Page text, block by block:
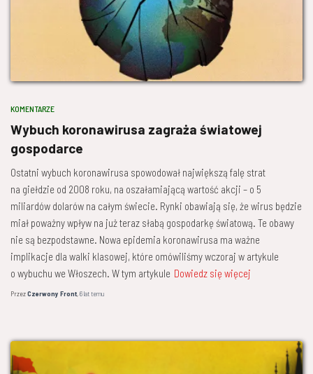
KOMENTARZE
Wybuch koronawirusa zagraża światowej
gospodarce
Ostatni wybuch koronawirusa spowodował największą falę strat
na giełdzie od 2008 roku, na oszałamiającą wartość akcji – o 5
miliardów dolarów na całym świecie. Rynki obawiają się, że wirus będzie
miał poważny wpływ na już teraz słabą gospodarkę światową. Te obawy
nie są bezpodstawne. Nowa epidemia koronawirusa ma ważne
implikacje dla walki klasowej, które omówiliśmy wczoraj w artykule
o wybuchu we Włoszech. W tym artykule Dowiedz się więcej
PrzezCzerwony Front,6 lattemu